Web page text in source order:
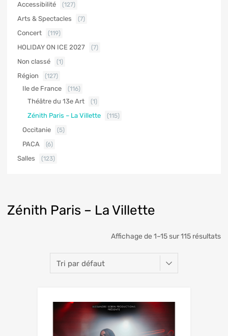
Zénith Paris – La Villette
Affichage de 1–15 sur 115 résultats
Accessibilité (127)
Arts & Spectacles (7)
Concert (119)
HOLIDAY ON ICE 2027 (7)
Non classé (1)
Région (127)
Ile de France (116)
Théâtre du 13e Art (1)
Zénith Paris – La Villette (115)
Occitanie (5)
PACA (6)
Salles (123)